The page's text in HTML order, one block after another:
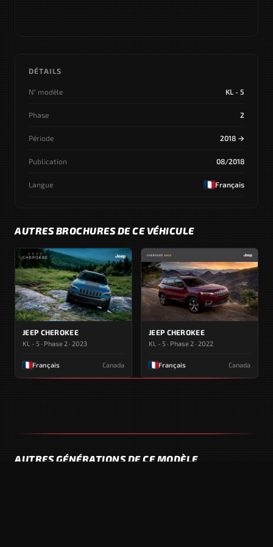
DÉTAILS
N° modèle KL - 5
Phase 2
Période 2018 →
Publication 08/2018
Langue Français
AUTRES BROCHURES DE CE VÉHICULE
JEEP CHEROKEE
KL - 5 · Phase 2 · 2023
Français Canada
JEEP CHEROKEE
KL - 5 · Phase 2 · 2022
Français Canada
AUTRES GÉNÉRATIONS DE CE MODÈLE